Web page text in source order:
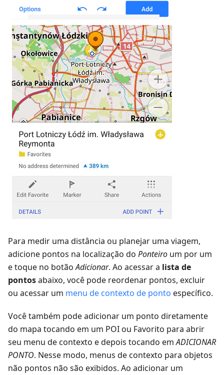
Para medir uma distância ou planejar uma viagem,
adicione pontos na localização do Ponteiro um por um
e toque no botãoAdicionar. Ao acessar a lista de
pontosabaixo, você pode reordenar pontos, excluir
ou acessar um menu de contexto de ponto específico.
Você também pode adicionar um ponto diretamente
do mapa tocando em um POI ou Favorito para abrir
seu menu de contexto e depois tocando emADICIONAR
PONTO. Nesse modo, menus de contexto para objetos
não pontos não são exibidos. Ao adicionar um